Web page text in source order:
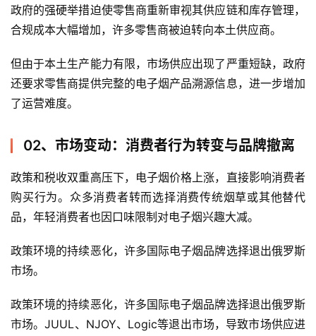
政府的强硬举措迫使零售商重新审视其供应链和库存管理，
合规成本大幅增加，许多零售商被迫转向本土供应商。
但由于本土生产能力有限，市场供应出现了严重短缺，政府
还要求零售商提供完整的电子烟产品溯源信息，进一步增加
了运营难度。
02、市场变动：消费者行为转变与品牌撤离
政策和税收双重高压下，电子烟价格上涨，直接影响消费者
购买行为。众多消费者转而选择消费传统烟草或其他替代
品，年轻消费者也因口味限制对电子烟兴趣大减。
政策环境的持续恶化，许多国际电子烟品牌选择退出俄罗斯
市场。
政策环境的持续恶化，许多国际电子烟品牌选择退出俄罗斯
市场。JUUL、NJOY、Logic等退出市场，导致市场供应进